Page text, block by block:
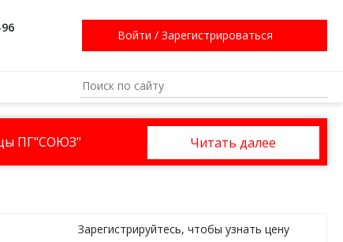
Войти / Зарегистрироваться
ПГ"СОЮЗ" Читать далее
Зарегистрируйтесь, чтобы узнать цену